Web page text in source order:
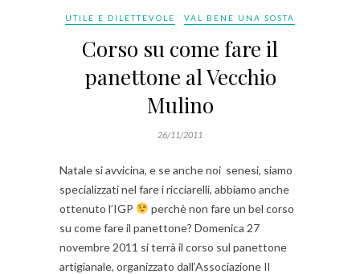
UTILE E DILETTEVOLE VAL BENE UNA SOSTA
Corso su come fare il
panettone al Vecchio
Mulino
26/11/2011
Natale si avvicina, e se anche noi senesi, siamo
specializzati nel fare i ricciarelli, abbiamo anche
ottenuto l’IGP
perchè non fare un bel corso
su come fare il panettone? Domenica 27
novembre 2011 si terrà il corso sul panettone
artigianale, organizzato dall’Associazione Il